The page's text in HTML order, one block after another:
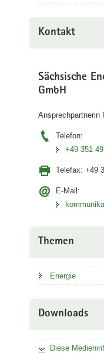
Kontakt
Sächsische
GmbH
Ansprechpartnerin
Telefon:
+49 351
Telefax: +49
E-Mail:
Themen
Energie
Downloads
Diese